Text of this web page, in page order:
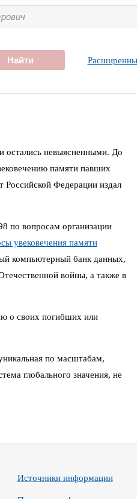
Найти
остались невыясненными. До
памяти павших
Российской Федерации издал
по вопросам организации
увековечения памяти
компьютерный банк данных,
войны, а также в
о своих погибших или
по масштабам,
глобального значения, не
Источники информации